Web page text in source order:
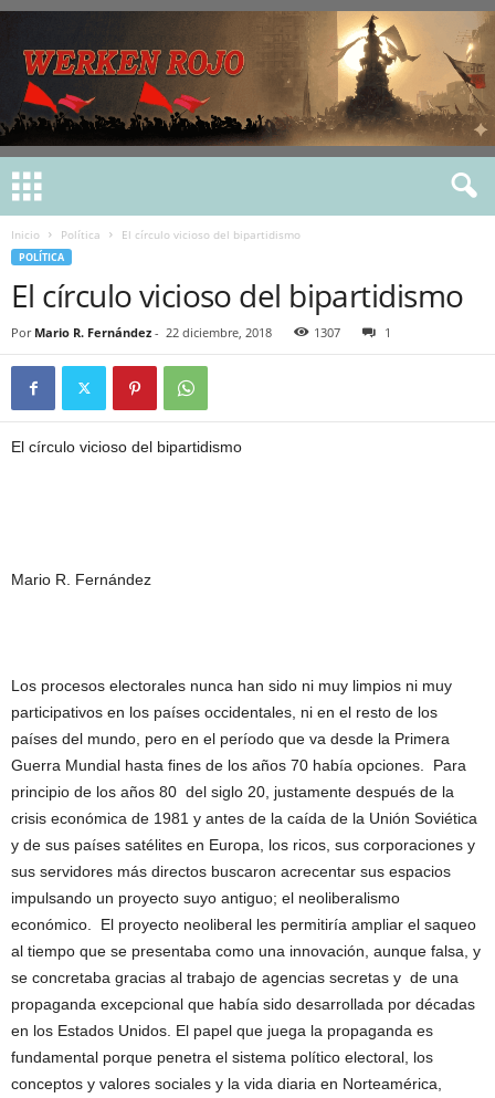
Inicio Política El círculo vicioso del bipartidismo
POLÍTICA
El círculo vicioso del bipartidismo
Por Mario R. Fernández - 22 diciembre, 2018 1307 1
El círculo vicioso del bipartidismo
Mario R. Fernández
Los procesos electorales nunca han sido ni muy limpios ni muy
participativos en los países occidentales, ni en el resto de los
países del mundo, pero en el período que va desde la Primera
Guerra Mundial hasta fines de los años 70 había opciones. Para
principio de los años 80 del siglo 20, justamente después de la
crisis económica de 1981 y antes de la caída de la Unión Soviética
y de sus países satélites en Europa, los ricos, sus corporaciones y
sus servidores más directos buscaron acrecentar sus espacios
impulsando un proyecto suyo antiguo; el neoliberalismo
económico. El proyecto neoliberal les permitiría ampliar el saqueo
al tiempo que se presentaba como una innovación, aunque falsa, y
se concretaba gracias al trabajo de agencias secretas y de una
propaganda excepcional que había sido desarrollada por décadas
en los Estados Unidos. El papel que juega la propaganda es
fundamental porque penetra el sistema político electoral, los
conceptos y valores sociales y la vida diaria en Norteamérica,